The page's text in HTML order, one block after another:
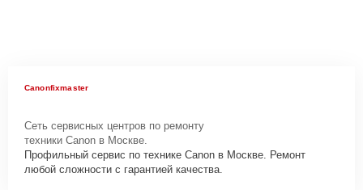
Canonfixmaster
Сеть сервисных центров по ремонту
техники Canon в Москве.
Профильный сервис по технике Canon в Москве. Ремонт
любой сложности с гарантией качества.